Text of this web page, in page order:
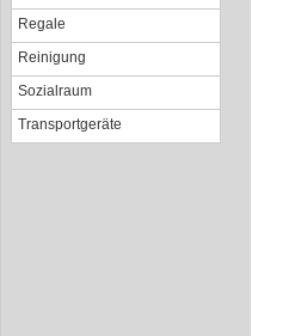
Regale
Reinigung
Sozialraum
Transportgeräte